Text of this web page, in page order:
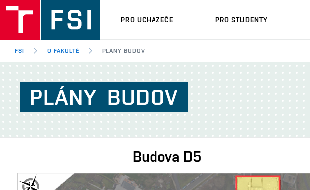
PRO UCHAZEČE PRO STUDENTY
FSI O FAKULTĚ PLÁNY BUDOV
PLÁNY BUDOV
Budova D5